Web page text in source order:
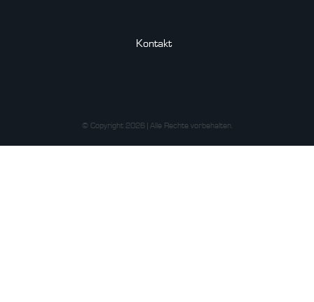
Kontakt
© Copyright 2026 | Alle Rechte vorbehalten.